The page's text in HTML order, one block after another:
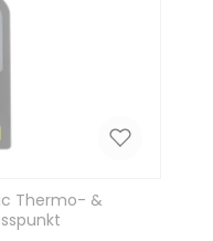
Thermo- &